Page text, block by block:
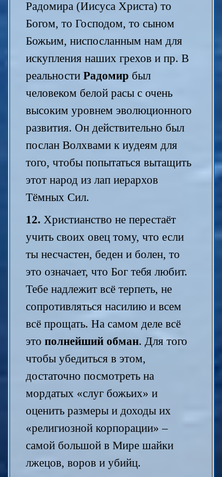
Радомира (Иисуса Христа) то
Богом, то Господом, то сыном
Божьим, ниспосланным нам для
искупления наших грехов и пр. В
реальности Радомир был
человеком белой расы с очень
высоким уровнем эволюционного
развития. Он действительно был
послан Волхвами к иудеям для
того, чтобы попытаться вытащить
этот народ из лап иерархов
Тёмных Сил.
12. Христианство не перестаёт
учить своих овец тому, что если
ты несчастен, беден и болен, то
это означает, что Бог тебя любит.
Тебе надлежит всё терпеть, не
сопротивляться насилию и всем
всё прощать. На самом деле всё
это полнейший обман. Для того
чтобы убедиться в этом,
достаточно посмотреть на
мордатых «слуг божьих» и
оценить размеры и доходы их
«религиозной корпорации» –
самой большой в Мире шайки
лжецов, воров и убийц.